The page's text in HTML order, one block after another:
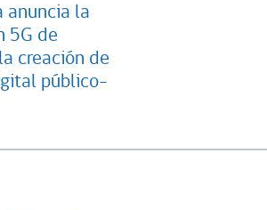
anuncia la
5G de
creación de
público-